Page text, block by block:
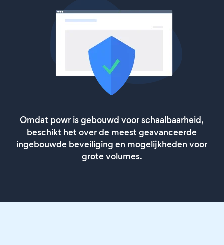
Omdat powr is gebouwd voor schaalbaarheid,
beschikt het over de meest geavanceerde
ingebouwde beveiliging en mogelijkheden voor
grote volumes.